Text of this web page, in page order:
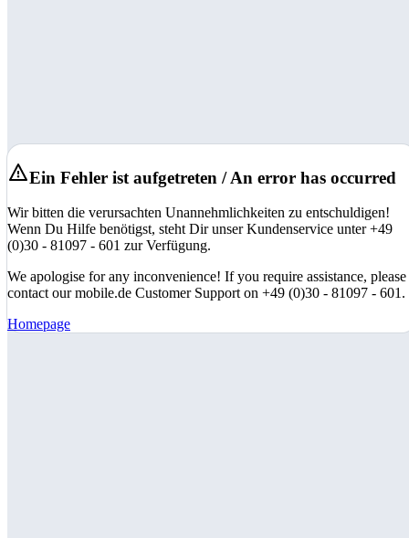
Ein Fehler ist aufgetreten / An error has occurred
Wir bitten die verursachten Unannehmlichkeiten zu entschuldigen!
Wenn Du Hilfe benötigst, steht Dir unser Kundenservice unter +49
(0)30 - 81097 - 601 zur Verfügung.
We apologise for any inconvenience! If you require assistance, please
contact our mobile.de Customer Support on +49 (0)30 - 81097 - 601.
Homepage